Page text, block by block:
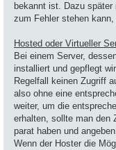
bekannt ist. Dazu
zum Fehler stehen kann,
Hosted oder Virtueller
Bei einem Server,
installiert und gepflegt
Regelfall keinen Zugriff
also ohne eine
weiter, um die
erhalten, sollte man den
parat haben und
Wenn der Hoster die